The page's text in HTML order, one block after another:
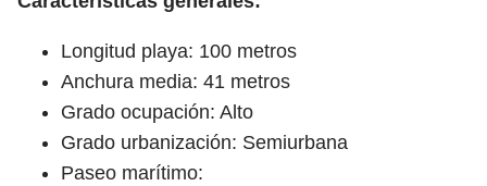
Longitud playa: 100 metros
Anchura media: 41 metros
Grado ocupación: Alto
Grado urbanización: Semiurbana
Paseo marítimo: